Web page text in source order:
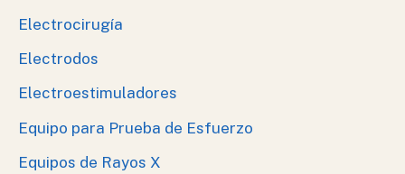
Electrocirugía
Electrodos
Electroestimuladores
Equipo para Prueba de Esfuerzo
Equipos de Rayos X